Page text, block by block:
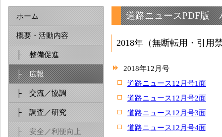
ホーム
概要・活動内容
├ 整備促進
├ 広報
├ 交流／協調
├ 調査／研究
├ 安全／利便向上
道路ニュースPDF版
2018年（無断転用・引用
2018年12月号
道路ニュース12月号1面
道路ニュース12月号2面
道路ニュース12月号3面
道路ニュース12月号4面